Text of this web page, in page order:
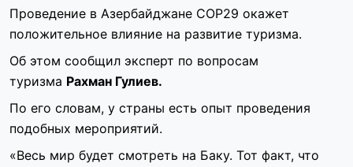
Проведение в Азербайджане COP29 окажет
положительное влияние на развитие туризма.
Об этом сообщил эксперт по вопросам
туризма Рахман Гулиев.
По его словам, у страны есть опыт проведения
подобных мероприятий.
«Весь мир будет смотреть на Баку. Тот факт, что